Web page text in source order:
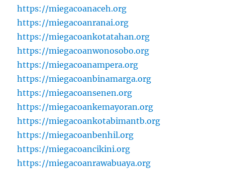
https://miegacoanaceh.org
https://miegacoanranai.org
https://miegacoankotatahan.org
https://miegacoanwonosobo.org
https://miegacoanampera.org
https://miegacoanbinamarga.org
https://miegacoansenen.org
https://miegacoankemayoran.org
https://miegacoankotabimantb.org
https://miegacoanbenhil.org
https://miegacoancikini.org
https://miegacoanrawabuaya.org